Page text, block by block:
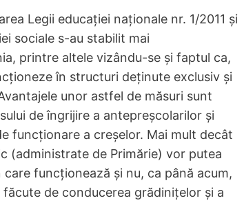
Legii educaţiei naţionale nr. 1/2011 şi
sociale s-au stabilit mai
printre altele vizându-se și faptul ca,
în structuri deținute exclusiv și
unor astfel de măsuri sunt
de îngrijire a antepreșcolarilor și
funcționare a creșelor. Mai mult decât
(administrate de Primărie) vor putea
funcționează și nu, ca până acum,
de conducerea grădinițelor și a